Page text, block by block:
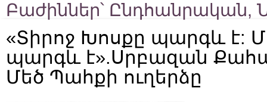
Բաժիններ՝ Ընդհանրական,
«Տիրոջ Խոսքը պարգև է:
պարգև է».Սրբազան
Մեծ Պահքի ուղերձը